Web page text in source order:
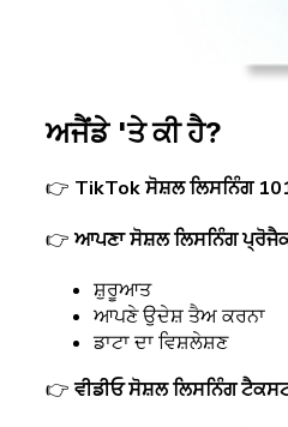
ਅਜੈਂਡੇ 'ਤੇ ਕੀ ਹੈ?
👉 TikTok ਸੋਸ਼ਲ ਲਿਸਨਿੰਗ
👉ਆਪਣਾ ਸੋਸ਼ਲ ਲਿਸਨਿੰਗ
ਸ਼ੁਰੂਆਤ
ਆਪਣੇ ਉਦੇਸ਼ ਤੈਅ ਕਰਨਾ
ਡਾਟਾ ਦਾ ਵਿਸ਼ਲੇਸ਼ਣ
👉ਵੀਡੀਓ ਸੋਸ਼ਲ ਲਿਸਨਿੰਗ